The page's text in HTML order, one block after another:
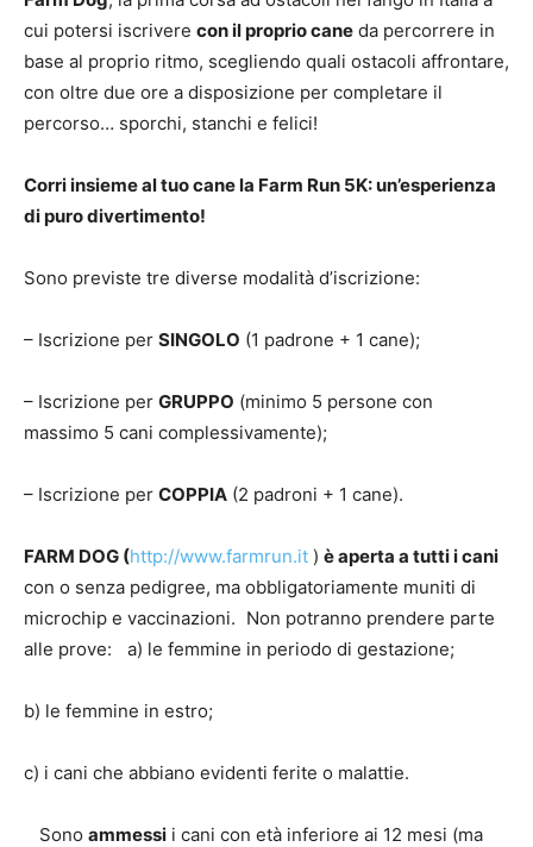
cui potersi iscrivere con il proprio cane da percorrere in
base al proprio ritmo, scegliendo quali ostacoli affrontare,
con oltre due ore a disposizione per completare il
percorso… sporchi, stanchi e felici!
Corri insieme al tuo cane la Farm Run 5K: un’esperienza
di puro divertimento!
Sono previste tre diverse modalità d’iscrizione:
– Iscrizione per SINGOLO (1 padrone + 1 cane);
– Iscrizione per GRUPPO (minimo 5 persone con
massimo 5 cani complessivamente);
– Iscrizione per COPPIA (2 padroni + 1 cane).
FARM DOG (http://www.farmrun.it ) è aperta a tutti i cani
con o senza pedigree, ma obbligatoriamente muniti di
microchip e vaccinazioni. Non potranno prendere parte
alle prove: a) le femmine in periodo di gestazione;
b) le femmine in estro;
c) i cani che abbiano evidenti ferite o malattie.
Sono ammessi i cani con età inferiore ai 12 mesi (ma